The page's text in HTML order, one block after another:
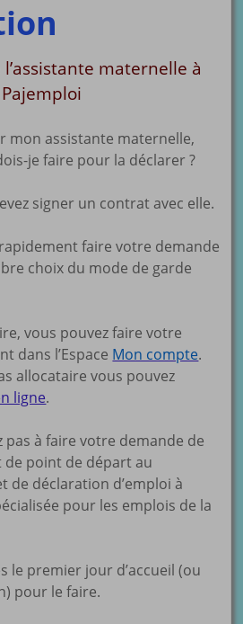
maternelle à
Pajemploi
mon assistante maternelle,
je faire pour la déclarer ?
signer un contrat avec elle.
faire votre demande
choix du mode de garde
vous pouvez faire votre
dans l’Espace Mon compte.
allocataire vous pouvez
ligne.
à faire votre demande de
de point de départ au
de déclaration d’emploi à
pour les emplois de la
le premier jour d’accueil (ou
pour le faire.